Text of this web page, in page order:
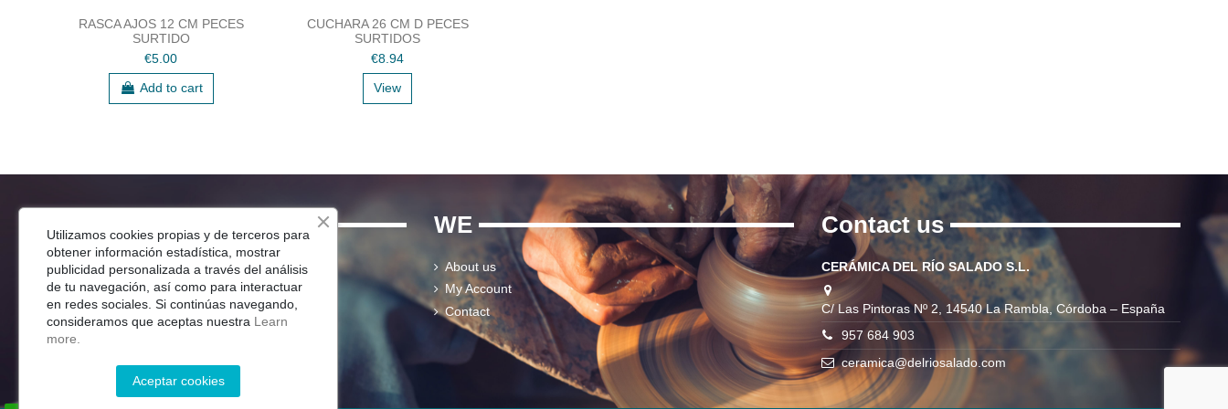
RASCA AJOS 12 CM PECES
SURTIDO
€5.00
Add to cart
CUCHARA 26 CM D PECES
SURTIDOS
€8.94
View
SHOP
Menaje Mesa
Para Tu Cocina
Decoracion
Jardín
WE
About us
My Account
Contact
Contact us
CERÁMICA DEL RÍO SALADO S.L.
C/ Las Pintoras Nº 2, 14540 La Rambla, Córdoba – España
957 684 903
ceramica@delriosalado.com
Utilizamos cookies propias y de terceros para
obtener información estadística, mostrar
publicidad personalizada a través del análisis
de tu navegación, así como para interactuar
en redes sociales. Si continúas navegando,
consideramos que aceptas nuestra Learn
more.
Aceptar cookies